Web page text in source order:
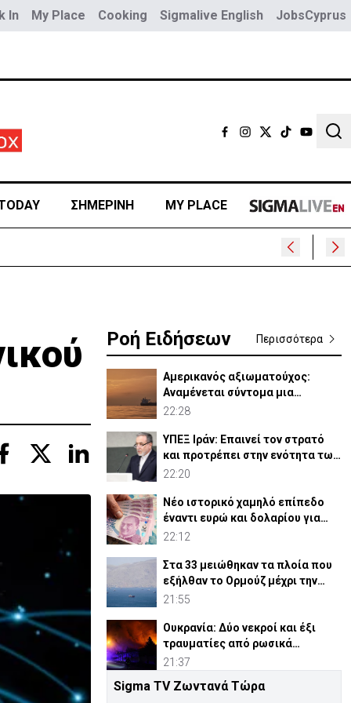
In My Place Cooking Sigmalive English JobsCyprus
ΣΗΜΕΡΙΝΗ MY PLACE
Ροή Ειδήσεων Περισσότερα
Αμερικανός αξιωματούχος:
Αναμένεται σύντομα μια
συμφωνία για Ορμούζ
22:28
ΥΠΕΞ Ιράν: Επαινεί τον στρατό
και προτρέπει στην ενότητα των
μουσουλμάνων
22:20
Νέο ιστορικό χαμηλό επίπεδο
έναντι ευρώ και δολαρίου για
τουρκική λίρα
22:12
Στα 33 μειώθηκαν τα πλοία που
εξήλθαν το Ορμούζ μέχρι την
Πέμπτη
21:55
Ουκρανία: Δύο νεκροί και έξι
τραυματίες από ρωσικά
πλήγματα
21:37
ΗΠΑ: Η Γερουσία ενέκρινε νέες
Sigma TV Ζωντανά Τώρα